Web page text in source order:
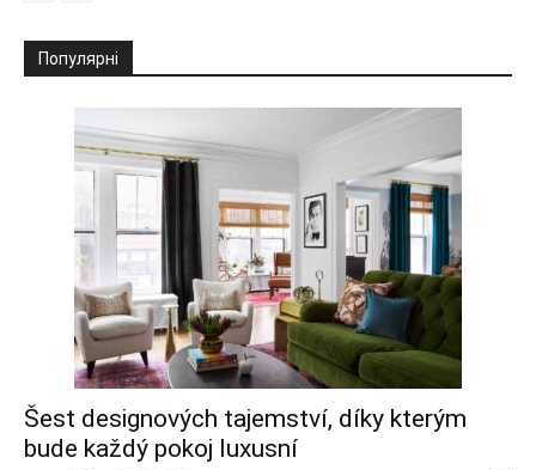
Популярні
Šest designových tajemství, díky kterým
bude každý pokoj luxusní